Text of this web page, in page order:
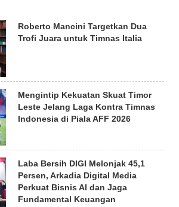
Roberto Mancini Targetkan Dua
Trofi Juara untuk Timnas Italia
Mengintip Kekuatan Skuat Timor
Leste Jelang Laga Kontra Timnas
Indonesia di Piala AFF 2026
Laba Bersih DIGI Melonjak 45,1
Persen, Arkadia Digital Media
Perkuat Bisnis AI dan Jaga
Fundamental Keuangan